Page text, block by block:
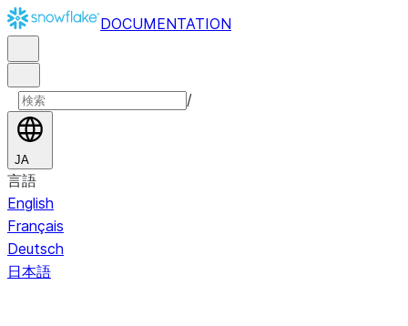
DOCUMENTATION
/
JA
言語
English
Français
Deutsch
日本語